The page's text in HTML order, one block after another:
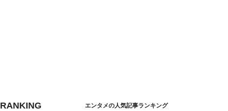
RANKING エンタメの人気記事ランキング